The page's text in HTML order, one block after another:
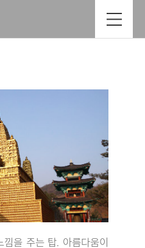
을 주는 탑. 아름다움이